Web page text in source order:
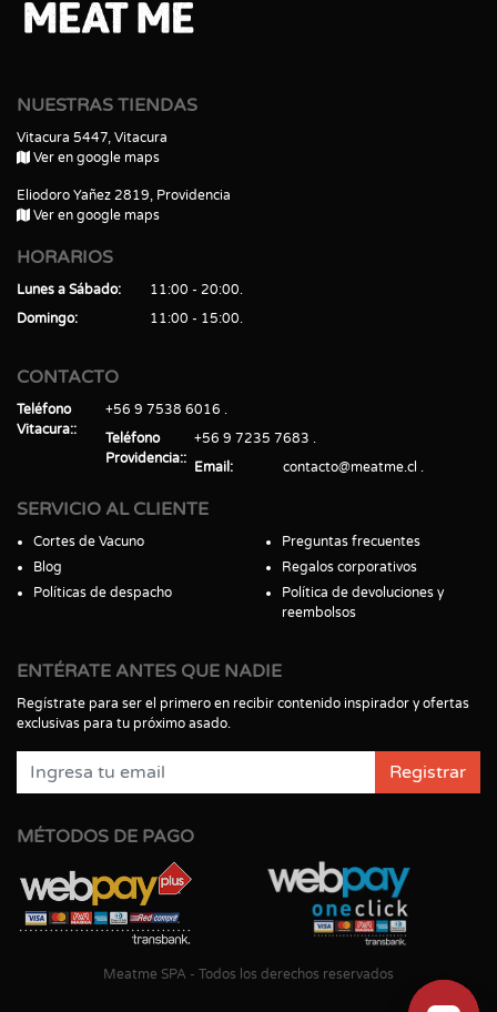
NUESTRAS TIENDAS
Vitacura 5447, Vitacura
Ver en google maps
Eliodoro Yañez 2819, Providencia
Ver en google maps
HORARIOS
Lunes a Sábado
11:00 - 20:00
Domingo
11:00 - 15:00
CONTACTO
Teléfono
Vitacura:
+56 9 7538 6016
Teléfono
Providencia:
+56 9 7235 7683
Email
contacto@meatme.cl
SERVICIO AL CLIENTE
Cortes de Vacuno
Blog
Políticas de despacho
Preguntas frecuentes
Regalos corporativos
Política de devoluciones y
reembolsos
ENTÉRATE ANTES QUE NADIE
Regístrate para ser el primero en recibir contenido inspirador y ofertas
exclusivas para tu próximo asado.
Registrar
MÉTODOS DE PAGO
Meatme SPA - Todos los derechos reservados